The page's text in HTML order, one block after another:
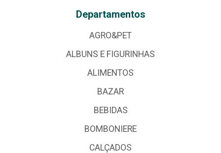
Departamentos
AGRO&PET
ALBUNS E FIGURINHAS
ALIMENTOS
BAZAR
BEBIDAS
BOMBONIERE
CALÇADOS